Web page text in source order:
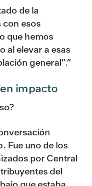
de la
esos
que hemos
al elevar a esas
general”.”
impacto
Fue uno de los
por Central
del